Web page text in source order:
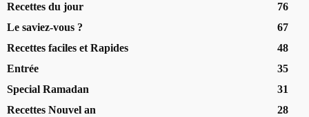
Recettes du jour
76
Le saviez-vous ?
67
Recettes faciles et Rapides
48
Entrée
35
Special Ramadan
31
Recettes Nouvel an
28